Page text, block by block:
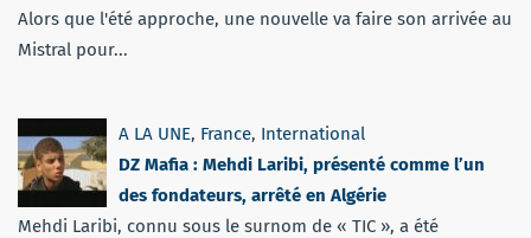
Alors que l'été approche, une nouvelle va faire son arrivée au
Mistral pour...
A LA UNE, France, International
DZ Mafia : Mehdi Laribi, présenté comme l’un
des fondateurs, arrêté en Algérie
Mehdi Laribi, connu sous le surnom de « TIC », a été